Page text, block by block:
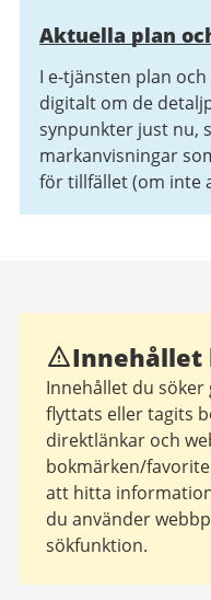
Aktuella plan
I e-tjänsten plan
digitalt om de
synpunkter just nu,
markanvisningar
för tillfället (om inte
Innehållet
Innehållet du
flyttats eller tagits
direktlänkar och
bokmärken/
att hitta
du använder
sökfunktion.